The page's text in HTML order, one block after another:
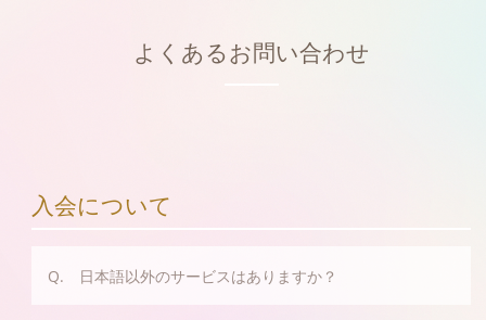
よくあるお問い合わせ
入会について
Q. 日本語以外のサービスはありますか？